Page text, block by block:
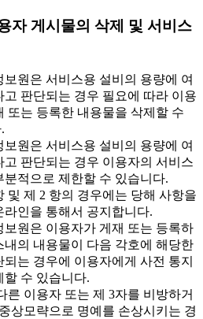
자 게시물의 삭제 및 서비스
원은 서비스용 설비의 용량에 여
고 판단되는 경우 필요에 따라 이용
또는 등록한 내용물을 삭제할 수
원은 서비스용 설비의 용량에 여
고 판단되는 경우 이용자의 서비스
분적으로 제한할 수 있습니다.
및 제 2 항의 경우에는 당해 사항을
라인을 통해서 공지합니다.
원은 이용자가 게재 또는 등록하
내의 내용물이 다음 각호에 해당한
되는 경우에 이용자에게 사전 통지
할 수 있습니다.
른 이용자 또는 제 3자를 비방하거
상모략으로 명예를 손상시키는 경